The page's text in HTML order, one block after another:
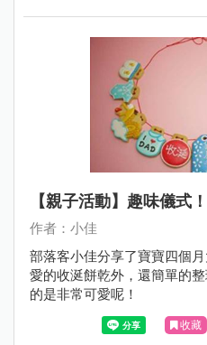
【親子活動】趣味儀式
作者：小佳
部落客小佳分享了寶寶四個
愛的收涎餅乾外，還簡單的
的是非常可愛呢！
收藏